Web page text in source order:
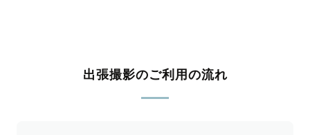
出張撮影のご利用の流れ